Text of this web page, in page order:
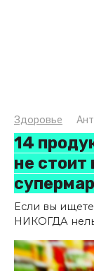
Здоровье
14
не стоит
Если вы
НИКОГДА